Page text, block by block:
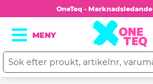
Meny
OneTeq - Marknadsledande